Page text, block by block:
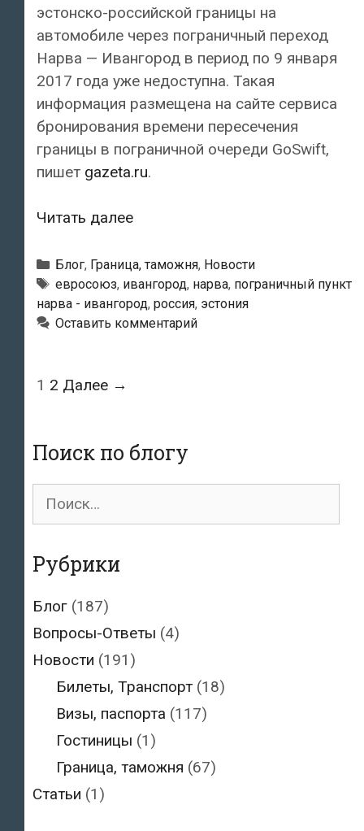
эстонско-российской границы на
автомобиле через пограничный переход
Нарва — Ивангород в период по 9 января
2017 года уже недоступна. Такая
информация размещена на сайте сервиса
бронирования времени пересечения
границы в пограничной очереди GoSwift,
пишет gazeta.ru.
Читать далееРоссийско-
границу
на
автомобиле
можно
только
9
Рубрики
Блог, Граница, таможня, Новости
Метки
евросоюз, ивангород, нарва, пограничный пункт
нарва - ивангород, россия, эстония
Оставить комментарий
Навигация
1 2 Далее →
Поиск по блогу
Поиск
Рубрики
Блог (187)
Вопросы-Ответы (4)
Новости (191)
Билеты, Транспорт(18)
Визы, паспорта (117)
Гостиницы (1)
Граница, таможня (67)
Статьи (1)